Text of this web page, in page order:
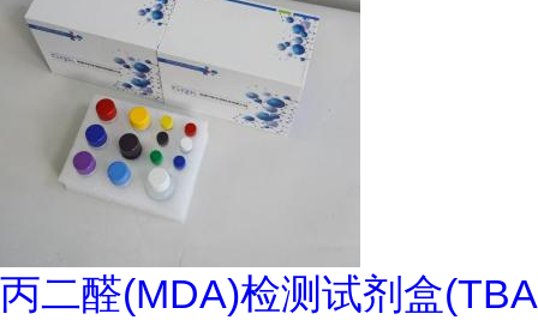
丙二醛(MDA)检测试剂盒(TBA